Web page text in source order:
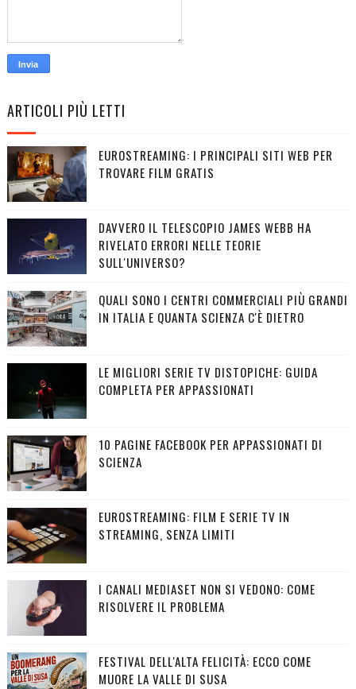
ARTICOLI PIÙ LETTI
EUROSTREAMING: I PRINCIPALI SITI WEB PER
TROVARE FILM GRATIS
DAVVERO IL TELESCOPIO JAMES WEBB HA
RIVELATO ERRORI NELLE TEORIE
SULL'UNIVERSO?
QUALI SONO I CENTRI COMMERCIALI PIÙ GRANDI
IN ITALIA E QUANTA SCIENZA C'È DIETRO
LE MIGLIORI SERIE TV DISTOPICHE: GUIDA
COMPLETA PER APPASSIONATI
10 PAGINE FACEBOOK PER APPASSIONATI DI
SCIENZA
EUROSTREAMING: FILM E SERIE TV IN
STREAMING, SENZA LIMITI
I CANALI MEDIASET NON SI VEDONO: COME
RISOLVERE IL PROBLEMA
FESTIVAL DELL'ALTA FELICITÀ: ECCO COME
MUORE LA VALLE DI SUSA